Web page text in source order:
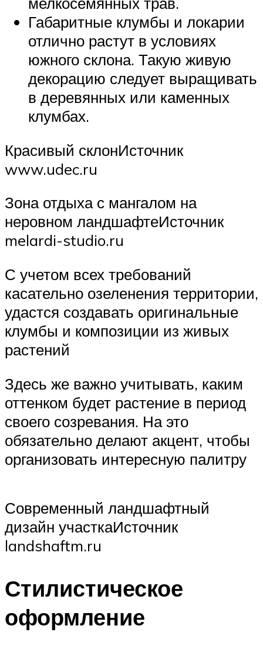
Габаритные клумбы и локарии
отлично растут в условиях
южного склона. Такую живую
декорацию следует выращивать
в деревянных или каменных
клумбах.
Красивый склонИсточник
www.udec.ru
Зона отдыха с мангалом на
неровном ландшафтеИсточник
melardi-studio.ru
С учетом всех требований
касательно озеленения территории,
удастся создавать оригинальные
клумбы и композиции из живых
растений
Здесь же важно учитывать, каким
оттенком будет растение в период
своего созревания. На это
обязательно делают акцент, чтобы
организовать интересную палитру
Современный ландшафтный
дизайн участкаИсточник
landshaftm.ru
Стилистическое
оформление